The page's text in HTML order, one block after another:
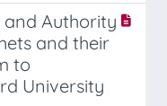
and Authority
and their
to
University